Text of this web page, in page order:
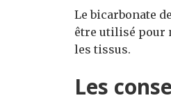
Le bicarbonate
être utilisé pour
les tissus.
Les